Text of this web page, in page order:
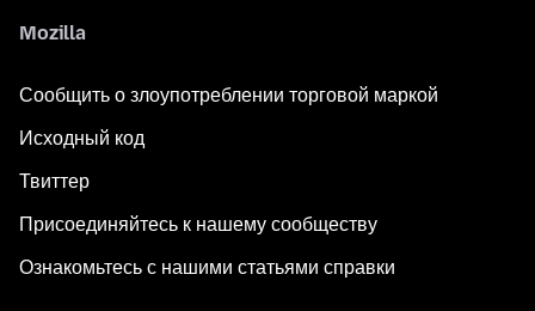
Mozilla
Сообщить о злоупотреблении торговой маркой
Исходный код
Твиттер
Присоединяйтесь к нашему сообществу
Ознакомьтесь с нашими статьями справки